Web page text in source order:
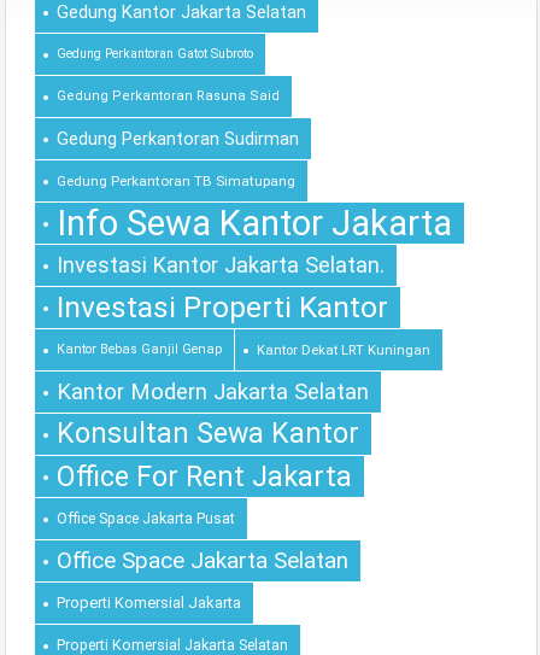
Gedung Kantor Jakarta Selatan
Gedung Perkantoran Gatot Subroto
Gedung Perkantoran Rasuna Said
Gedung Perkantoran Sudirman
Gedung Perkantoran TB Simatupang
Info Sewa Kantor Jakarta
Investasi Kantor Jakarta Selatan.
Investasi Properti Kantor
Kantor Bebas Ganjil Genap Kantor Dekat LRT Kuningan
Kantor Modern Jakarta Selatan
Konsultan Sewa Kantor
Office For Rent Jakarta
Office Space Jakarta Pusat
Office Space Jakarta Selatan
Properti Komersial Jakarta
Properti Komersial Jakarta Selatan